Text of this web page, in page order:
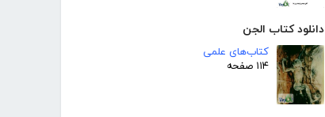
دانلود کتاب الجن
کتاب‌های علمی
۱۱۴ صفحه